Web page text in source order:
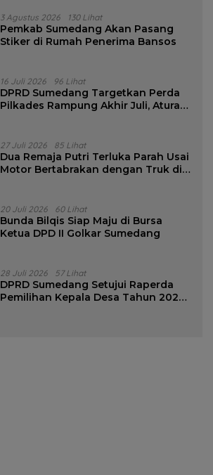
3 Agustus 2026 130 Lihat
Pemkab Sumedang Akan Pasang
Stiker di Rumah Penerima Bansos
16 Juli 2026 96 Lihat
DPRD Sumedang Targetkan Perda
Pilkades Rampung Akhir Juli, Aturan
27 Juli 2026 85 Lihat
Dua Remaja Putri Terluka Parah Usai
Motor Bertabrakan dengan Truk di
20 Juli 2026 60 Lihat
Bunda Bilqis Siap Maju di Bursa
Ketua DPD II Golkar Sumedang
28 Juli 2026 57 Lihat
DPRD Sumedang Setujui Raperda
Pemilihan Kepala Desa Tahun 2026